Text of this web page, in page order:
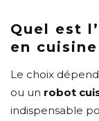
Quel est
en cuisine
Le choix
ou un robot
indispensable